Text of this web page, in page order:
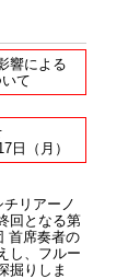
響による
て
日（月）
チリアーノ
回となる第
首席奏者の
し、フルー
掘りしま